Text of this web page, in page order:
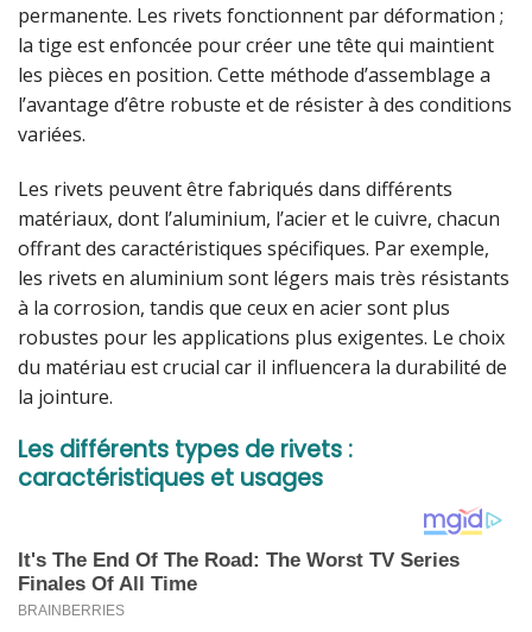
permanente. Les rivets fonctionnent par déformation ;
la tige est enfoncée pour créer une tête qui maintient
les pièces en position. Cette méthode d’assemblage a
l’avantage d’être robuste et de résister à des conditions
variées.
Les rivets peuvent être fabriqués dans différents
matériaux, dont l’aluminium, l’acier et le cuivre, chacun
offrant des caractéristiques spécifiques. Par exemple,
les rivets en aluminium sont légers mais très résistants
à la corrosion, tandis que ceux en acier sont plus
robustes pour les applications plus exigentes. Le choix
du matériau est crucial car il influencera la durabilité de
la jointure.
Les différents types de rivets :
caractéristiques et usages